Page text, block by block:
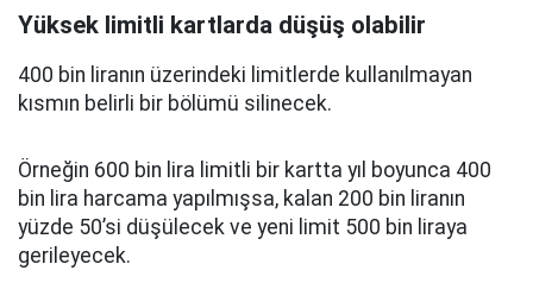
Yüksek limitli kartlarda düşüş olabilir
400 bin liranın üzerindeki limitlerde kullanılmayan
kısmın belirli bir bölümü silinecek.
Örneğin 600 bin lira limitli bir kartta yıl boyunca 400
bin lira harcama yapılmışsa, kalan 200 bin liranın
yüzde 50’si düşülecek ve yeni limit 500 bin liraya
gerileyecek.